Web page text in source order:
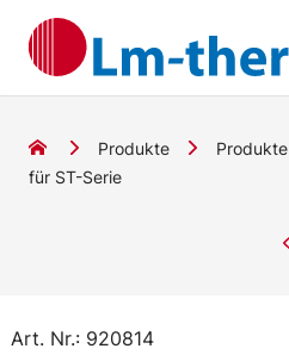
Produkte Produkte
für ST-Serie
Art. Nr.: 920814